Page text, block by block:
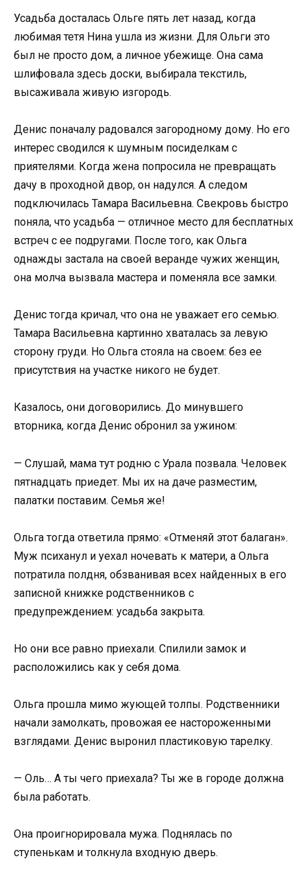
Усадьба досталась Ольге пять лет назад, когда
любимая тетя Нина ушла из жизни. Для Ольги это
был не просто дом, а личное убежище. Она сама
шлифовала здесь доски, выбирала текстиль,
высаживала живую изгородь.
Денис поначалу радовался загородному дому. Но его
интерес сводился к шумным посиделкам с
приятелями. Когда жена попросила не превращать
дачу в проходной двор, он надулся. А следом
подключилась Тамара Васильевна. Свекровь быстро
поняла, что усадьба — отличное место для бесплатных
встреч с ее подругами. После того, как Ольга
однажды застала на своей веранде чужих женщин,
она молча вызвала мастера и поменяла все замки.
Денис тогда кричал, что она не уважает его семью.
Тамара Васильевна картинно хваталась за левую
сторону груди. Но Ольга стояла на своем: без ее
присутствия на участке никого не будет.
Казалось, они договорились. До минувшего
вторника, когда Денис обронил за ужином:
— Слушай, мама тут родню с Урала позвала. Человек
пятнадцать приедет. Мы их на даче разместим,
палатки поставим. Семья же!
Ольга тогда ответила прямо: «Отменяй этот балаган».
Муж психанул и уехал ночевать к матери, а Ольга
потратила полдня, обзванивая всех найденных в его
записной книжке родственников с
предупреждением: усадьба закрыта.
Но они все равно приехали. Спилили замок и
расположились как у себя дома.
Ольга прошла мимо жующей толпы. Родственники
начали замолкать, провожая ее настороженными
взглядами. Денис выронил пластиковую тарелку.
— Оль… А ты чего приехала? Ты же в городе должна
была работать.
Она проигнорировала мужа. Поднялась по
ступенькам и толкнула входную дверь.